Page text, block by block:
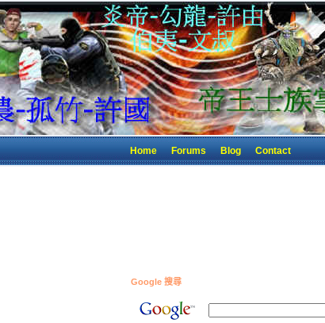
Home Forums Blog Contact
Google 搜尋